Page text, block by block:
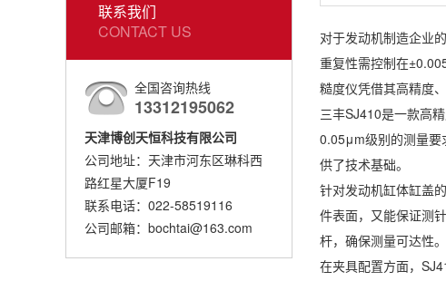
联系我们
CONTACT US
全国咨询热线
13312195062
天津博创天恒科技有限公司
公司地址：天津市河东区琳科西
路红星大厦F19
联系电话：022-58519116
公司邮箱：bochtai@163.com
对于发动机制造企业
重复性需控制在
糙度仪凭借其高精度
三丰SJ410是一款高
0.05μm级别的测量要
供了技术基础。
针对发动机缸体缸盖
件表面，又能保证测
杆，确保测量可达性。
在夹具配置方面，